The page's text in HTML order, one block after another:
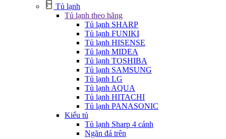
Tủ lạnh
Tủ lạnh theo hãng
Tủ lạnh SHARP
Tủ lạnh FUNIKI
Tủ lạnh HISENSE
Tủ lạnh MIDEA
Tủ lạnh TOSHIBA
Tủ lạnh SAMSUNG
Tủ lạnh LG
Tủ lạnh AQUA
Tủ lạnh HITACHI
Tủ lạnh PANASONIC
Kiểu tủ
Tủ lạnh Sharp 4 cánh
Ngăn đá trên